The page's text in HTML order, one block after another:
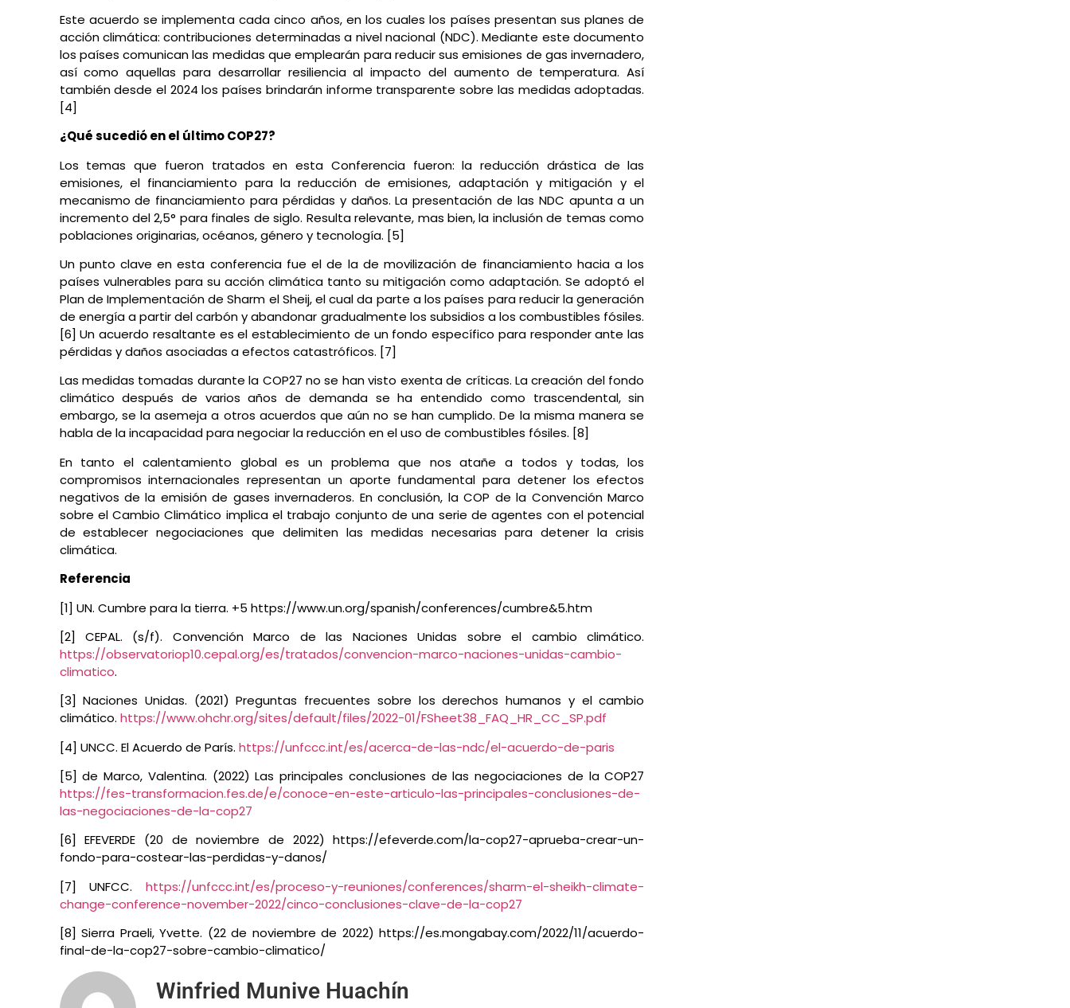
Este acuerdo se implementa cada cinco años, en los cuales los países presentan sus planes de
acción climática: contribuciones determinadas a nivel nacional (NDC). Mediante este documento
los países comunican las medidas que emplearán para reducir sus emisiones de gas invernadero,
así como aquellas para desarrollar resiliencia al impacto del aumento de temperatura. Así
también desde el 2024 los países brindarán informe transparente sobre las medidas adoptadas.
[4]
¿Qué sucedió en el último COP27?
Los temas que fueron tratados en esta Conferencia fueron: la reducción drástica de las
emisiones, el financiamiento para la reducción de emisiones, adaptación y mitigación y el
mecanismo de financiamiento para pérdidas y daños. La presentación de las NDC apunta a un
incremento del 2,5° para finales de siglo. Resulta relevante, mas bien, la inclusión de temas como
poblaciones originarias, océanos, género y tecnología. [5]
Un punto clave en esta conferencia fue el de la de movilización de financiamiento hacia a los
países vulnerables para su acción climática tanto su mitigación como adaptación. Se adoptó el
Plan de Implementación de Sharm el Sheij, el cual da parte a los países para reducir la generación
de energía a partir del carbón y abandonar gradualmente los subsidios a los combustibles fósiles.
[6] Un acuerdo resaltante es el establecimiento de un fondo específico para responder ante las
pérdidas y daños asociadas a efectos catastróficos. [7]
Las medidas tomadas durante la COP27 no se han visto exenta de críticas. La creación del fondo
climático después de varios años de demanda se ha entendido como trascendental, sin
embargo, se la asemeja a otros acuerdos que aún no se han cumplido. De la misma manera se
habla de la incapacidad para negociar la reducción en el uso de combustibles fósiles. [8]
En tanto el calentamiento global es un problema que nos atañe a todos y todas, los
compromisos internacionales representan un aporte fundamental para detener los efectos
negativos de la emisión de gases invernaderos. En conclusión, la COP de la Convención Marco
sobre el Cambio Climático implica el trabajo conjunto de una serie de agentes con el potencial
de establecer negociaciones que delimiten las medidas necesarias para detener la crisis
climática.
Referencia
[1] UN. Cumbre para la tierra. +5 https://www.un.org/spanish/conferences/cumbre&5.htm
[2] CEPAL. (s/f). Convención Marco de las Naciones Unidas sobre el cambio climático.
https://observatoriop10.cepal.org/es/tratados/convencion-marco-naciones-unidas-cambio-
climatico.
[3] Naciones Unidas. (2021) Preguntas frecuentes sobre los derechos humanos y el cambio
climático. https://www.ohchr.org/sites/default/files/2022-01/FSheet38_FAQ_HR_CC_SP.pdf
[4] UNCC. El Acuerdo de París. https://unfccc.int/es/acerca-de-las-ndc/el-acuerdo-de-paris
[5] de Marco, Valentina. (2022) Las principales conclusiones de las negociaciones de la COP27
https://fes-transformacion.fes.de/e/conoce-en-este-articulo-las-principales-conclusiones-de-
las-negociaciones-de-la-cop27
[6] EFEVERDE (20 de noviembre de 2022) https://efeverde.com/la-cop27-aprueba-crear-un-
fondo-para-costear-las-perdidas-y-danos/
[7] UNFCC.https://unfccc.int/es/proceso-y-reuniones/conferences/sharm-el-sheikh-climate-
change-conference-november-2022/cinco-conclusiones-clave-de-la-cop27
[8] Sierra Praeli, Yvette. (22 de noviembre de 2022) https://es.mongabay.com/2022/11/acuerdo-
final-de-la-cop27-sobre-cambio-climatico/
Winfried Munive Huachín